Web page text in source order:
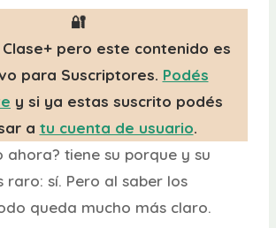
🔐
pero este contenido es
para Suscriptores. Podés
y si ya estas suscrito podés
a tu cuenta de usuario.
ahora? tiene su porque y su
raro: sí. Pero al saber los
queda mucho más claro.